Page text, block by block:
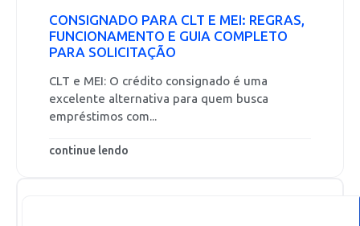
CONSIGNADO PARA CLT E MEI: REGRAS,
FUNCIONAMENTO E GUIA COMPLETO
PARA SOLICITAÇÃO
CLT e MEI: O crédito consignado é uma
excelente alternativa para quem busca
empréstimos com...
continue lendo